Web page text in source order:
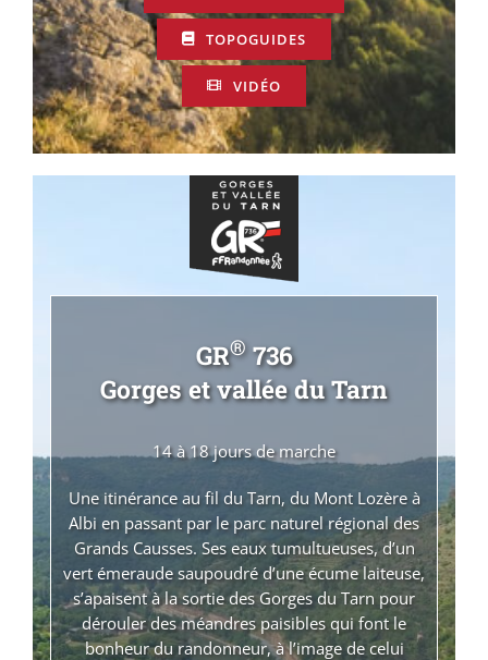
TOPOGUIDES
VIDÉO
GR®736
Gorges et vallée du Tarn
14 à 18 jours de marche
Une itinérance au fil du Tarn, du Mont Lozère à
Albi en passant par le parc naturel régional des
Grands Causses. Ses eaux tumultueuses, d’un
vert émeraude saupoudré d’une écume laiteuse,
s’apaisent à la sortie des Gorges du Tarn pour
dérouler des méandres paisibles qui font le
bonheur du randonneur, à l’image de celui